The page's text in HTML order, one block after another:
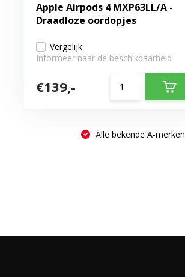
Apple Airpods 4 MXP63LL/A -
Draadloze oordopjes
Vergelijk
Informeer naar de beschikbaarheid
€139,-
Alle bekende A-merken